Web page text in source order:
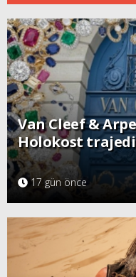
Van Cleef &
Holokost
17 gün önce